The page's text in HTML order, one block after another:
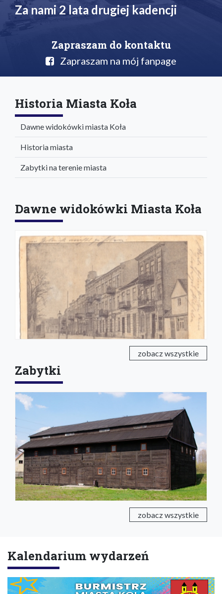
Za nami 2 lata drugiej kadencji
Zapraszam do kontaktu
Zapraszam na mój fanpage
Historia Miasta Koła
Dawne widokówki miasta Koła
Historia miasta
Zabytki na terenie miasta
Dawne widokówki Miasta Koła
zobacz wszystkie
Zabytki
zobacz wszystkie
Kalendarium wydarzeń